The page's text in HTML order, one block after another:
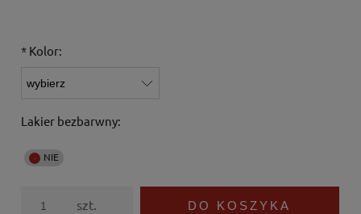
* Kolor:
Lakier bezbarwny:
szt. DO KOSZYKA